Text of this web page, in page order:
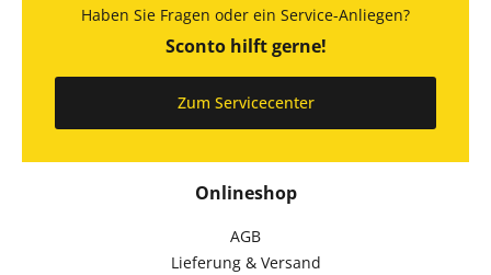
Onlineshop
AGB
Lieferung & Versand
Haben Sie Fragen oder ein Service-Anliegen?
Sconto hilft gerne!
Zum Servicecenter